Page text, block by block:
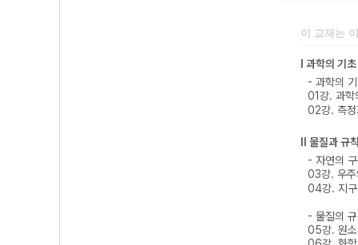
이 교재는
Ⅰ 과학의 기초
- 과학의
01강. 과학
02강. 측정
Ⅱ 물질과 규
- 자연의
03강. 우주
04강. 지구
- 물질의
05강. 원